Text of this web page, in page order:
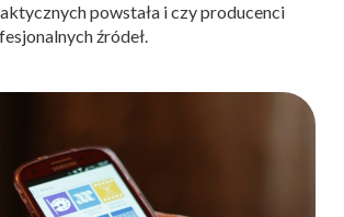
powstała i czy producenci
źródeł.